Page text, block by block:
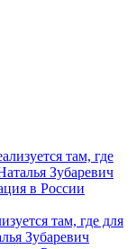
там, где для
Зубаревич